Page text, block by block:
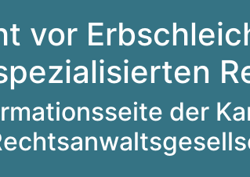
vor
der